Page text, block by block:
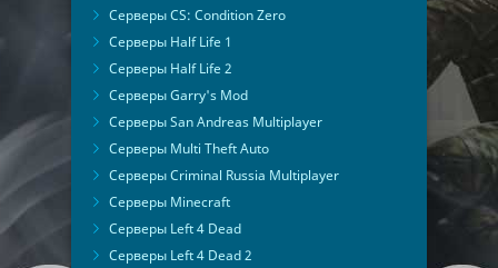
Серверы CS: Condition Zero
Серверы Half Life 1
Серверы Half Life 2
Серверы Garry's Mod
Серверы San Andreas Multiplayer
Серверы Multi Theft Auto
Серверы Criminal Russia Multiplayer
Серверы Minecraft
Серверы Left 4 Dead
Серверы Left 4 Dead 2